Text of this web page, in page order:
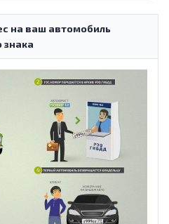
на ваш автомобиль
знака